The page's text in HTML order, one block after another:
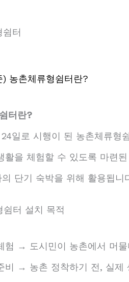
농촌체류형쉼터란?
터란?
24일로 시행이 된 농촌체류형
활을 체험할 수 있도록 마련
단기 숙박을 위해 활용됩니
쉼터 설치 목적
험 → 도시민이 농촌에서 머
비 → 농촌 정착하기 전, 실제